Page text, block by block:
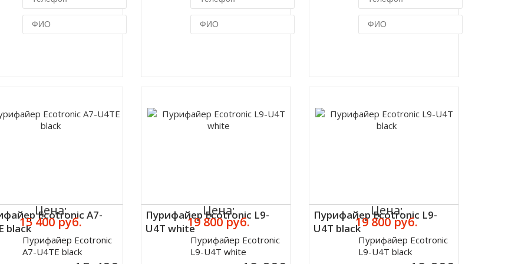
Ecotronic A7-
black
Цена:
15 400 руб.
Пурифайер Ecotronic
A7-U4TE black
Пурифайер Ecotronic L9-
U4T white
Цена:
19 800 руб.
Пурифайер Ecotronic
L9-U4T white
Пурифайер Ecotronic L9-
U4T black
Цена:
19 800 руб.
Пурифайер Ecotronic
L9-U4T black